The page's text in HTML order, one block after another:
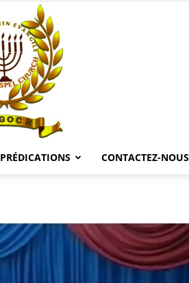
PRÉDICATIONS CONTACTEZ-NOUS